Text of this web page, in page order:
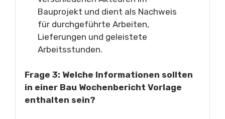
Bauprojekt und dient als Nachweis
für durchgeführte Arbeiten,
Lieferungen und geleistete
Arbeitsstunden.
Frage 3: Welche Informationen sollten
in einer Bau Wochenbericht Vorlage
enthalten sein?